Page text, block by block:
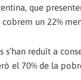
que
un 22%
reduït a
el 70% de la